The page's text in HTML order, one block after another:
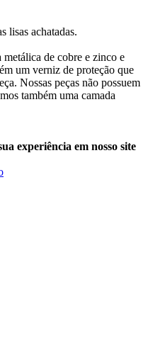
lisas achatadas.
de cobre e zinco e
um verniz de proteção que
Nossas peças não possuem
também uma camada
experiência em nosso site